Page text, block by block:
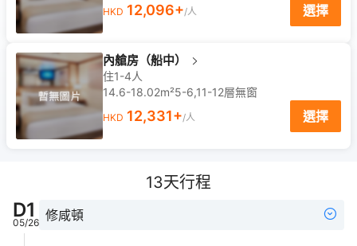
HKD 12,096+/人 選擇
內艙房（船中）
住1-4人
14.6-18.02m²5-6,11-12層無窗
HKD 12,331+/人 選擇
13天行程
D1
05/26 修咸頓